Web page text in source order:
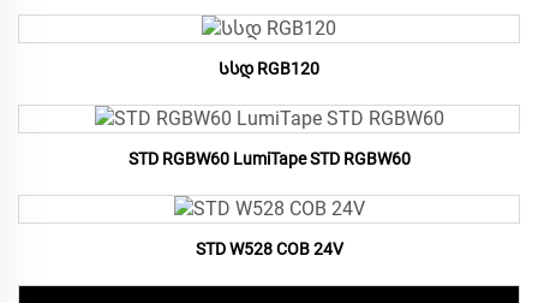
Სსდ RGB120
STD RGBW60 LumiTape STD RGBW60
STD W528 COB 24V